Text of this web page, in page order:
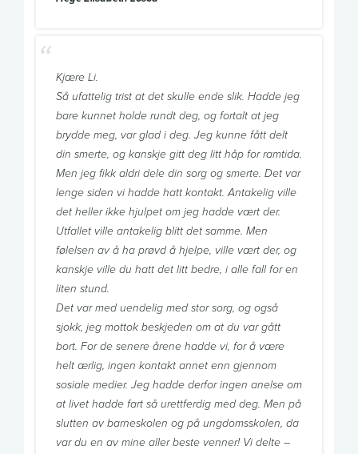
Kjære Li.
Så ufattelig trist at det skulle ende slik. Hadde jeg
bare kunnet holde rundt deg, og fortalt at jeg
brydde meg, var glad i deg. Jeg kunne fått delt
din smerte, og kanskje gitt deg litt håp for ramtida.
Men jeg fikk aldri dele din sorg og smerte. Det var
lenge siden vi hadde hatt kontakt. Antakelig ville
det heller ikke hjulpet om jeg hadde vært der.
Utfallet ville antakelig blitt det samme. Men
følelsen av å ha prøvd å hjelpe, ville vært der, og
kanskje ville du hatt det litt bedre, i alle fall for en
liten stund.
Det var med uendelig med stor sorg, og også
sjokk, jeg mottok beskjeden om at du var gått
bort. For de senere årene hadde vi, for å være
helt ærlig, ingen kontakt annet enn gjennom
sosiale medier. Jeg hadde derfor ingen anelse om
at livet hadde fart så urettferdig med deg. Men på
slutten av barneskolen og på ungdomsskolen, da
var du en av mine aller beste venner! Vi delte –